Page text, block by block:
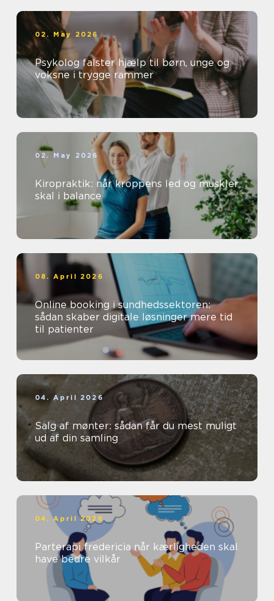
02. May 2026
Psykolog falster hjælp til børn, unge og
voksne i trygge rammer
02. May 2026
Kiropraktik: når kroppens led og muskler
skal i balance
08. April 2026
Online booking i sundhedssektoren:
sådan skaber digitale løsninger mere tid
til patienter
04. April 2026
Salg af mønter: sådan får du mest muligt
ud af din samling
04. April 2026
Parterapi fredericia når kærligheden skal
have bedre vilkår